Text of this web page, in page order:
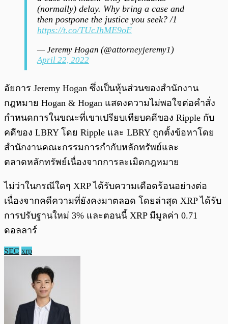
(normally) delay. Why bring a case and
then postpone the justice you seek? /1
https://t.co/TUcJhME9oE
— Jeremy Hogan (@attorneyjeremy1)
April 22, 2022
อัยการ Jeremy Hogan ซึ่งเป็นหุ้นส่วนของสำนักงาน
กฎหมาย Hogan & Hogan แสดงความไม่พอใจต่อคำสั่ง
กำหนดการในขณะที่เขาเปรียบเทียบคดีของ Ripple กับ
คดีของ LBRY โดย Ripple และ LBRY ถูกตั้งข้อหาโดย
สำนักงานคณะกรรมการกำกับหลักทรัพย์และ
ตลาดหลักทรัพย์เนื่องจากการละเมิดกฎหมาย
ไม่ว่าในกรณีใดๆ XRP ได้รับความเดือดร้อนอย่างต่อ
เนื่องจากคดีความที่ยังคงมาตลอด โดยล่าสุด XRP ได้รับ
การปรับฐานใหม่ 3% และตอนนี้ XRP มีมูลค่า 0.71
ดอลลาร์
SEC xrp